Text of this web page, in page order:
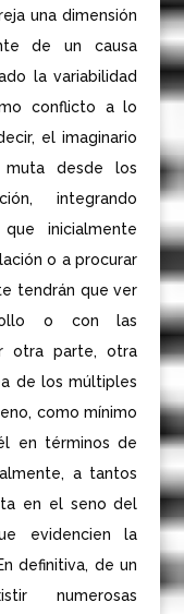
una dimensión
de un causa
la variabilidad
conflicto a lo
el imaginario
muta desde los
integrando
inicialmente
o a procurar
tendrán que ver
o con las
otra parte, otra
de los múltiples
como mínimo
en términos de
a tantos
en el seno del
evidencien la
definitiva, de un
numerosas